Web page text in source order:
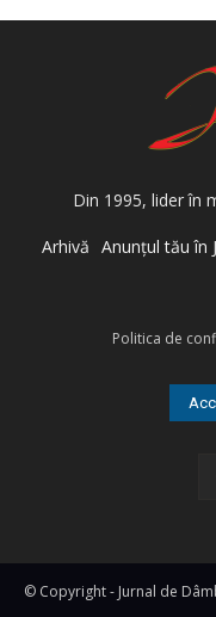
Din 1995, lider în
Arhivă Anunţul tău în
Politica de
© Copyright - Jurnal de